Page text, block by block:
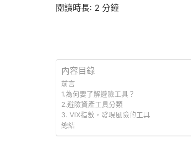
閱讀時長: 2 分鐘
內容目錄
前言
1.為何要了解避險工具？
2.避險資產工具分類
3. VIX指數，發現風險的工具
總結